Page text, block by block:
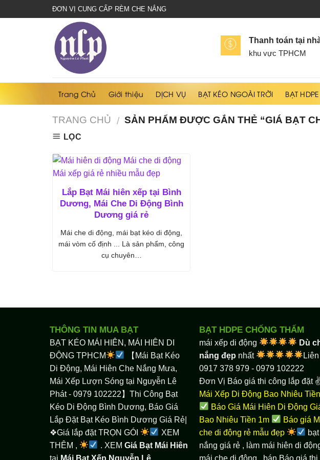
che
ĐƠN VỊ CUNG CẤP RÈM CHE NẮNG
Thanh toán tại
khu vực TPHCM
Trang Chủ Giới thiệu DỊCH VỤ BẠT KÉO NGOÀI TRỜI BẠT
TRANG CHỦ / SẢN PHẨM ĐƯỢC GẮN THẺ “GIÁ BẠT
LỌC
Lắp Bạt Mái hiên xếp tại Bình
Dương, Mái Che Di Động Bình
Dương giá rẻ
Mái che di động, mái bạt kéo di động,
mái vòm cố định ... Là sản phẩm, công
cụ chuyên…
THÔNG TIN MUA BẠT
BẠT KÉO MÁI HIÊN, MÁI HIÊN DI
ĐỘNG TPHCM
【Mái Bạt Kéo
Di Động, Mái Hiên Che Nắng Mưa,
Mái Xếp Lượn Sóng tại Nguyễn Lê
Phát - 0979 102222】Thi Công Bạt
Kéo Di Động Bình Dương, Báo Giá
Lắp Đặt Bạt Kéo Bình Dương Giá Rẻ|
❖Giá lắp đặt TRỌN GÓI
XEM
THÊM ,
. XEM Giá Bạt Mái Hiên
tại Mái Bạt Xếp Nguyễn Lê
BẠT HDPE CHỐNG THẤM
mái xếp di động
Dù
nắng đẹp nhất
0917 378 979 - 0979 102222
Đơn Vị Báo giá thi công lắp đặt
Mái Xếp Di Động Bao Nhiêu
Báo Giá Mái Hiên Di Động
Bao Nhiêu Tiền 1m
Báo giá
che di động rẻ mẫu đẹp
nắng giá rẻ , làm mái hiên di
mái che di động , bán Báo giá thi